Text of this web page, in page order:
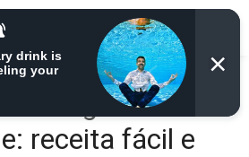
sem glúten e
receita fácil e